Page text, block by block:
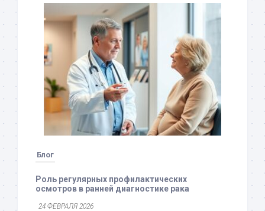
Блог
Роль регулярных профилактических
осмотров в ранней диагностике рака
24 ФЕВРАЛЯ 2026